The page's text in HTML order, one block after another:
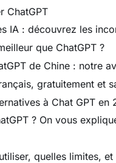
ChatGPT
IA : découvrez les
que ChatGPT ?
de Chine : notre
gratuitement et
à Chat GPT en
? On vous
quelles limites,